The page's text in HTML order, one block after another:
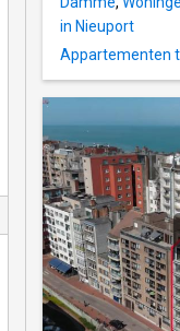
in Nieuport
Appartementen